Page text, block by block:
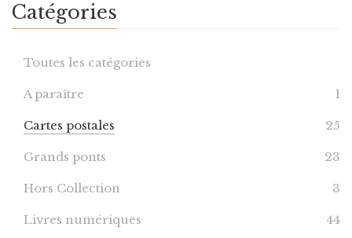
Catégories
Toutes les catégories
A paraître 1
Cartes postales 25
Grands ponts 23
Hors Collection 3
Livres numériques 44